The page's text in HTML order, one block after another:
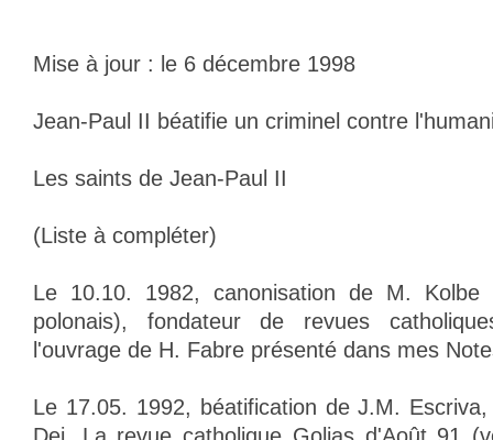
Mise à jour : le 6 décembre 1998
Jean-Paul II béatifie un criminel contre
Les saints de Jean-Paul II
(Liste à compléter)
Le 10.10. 1982, canonisation de M. Kolbe
polonais), fondateur de revues
l'ouvrage de H. Fabre présenté dans mes
Le 17.05. 1992, béatification de J.M.